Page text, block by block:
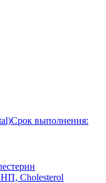
Срок выполнения:
Cholesterol